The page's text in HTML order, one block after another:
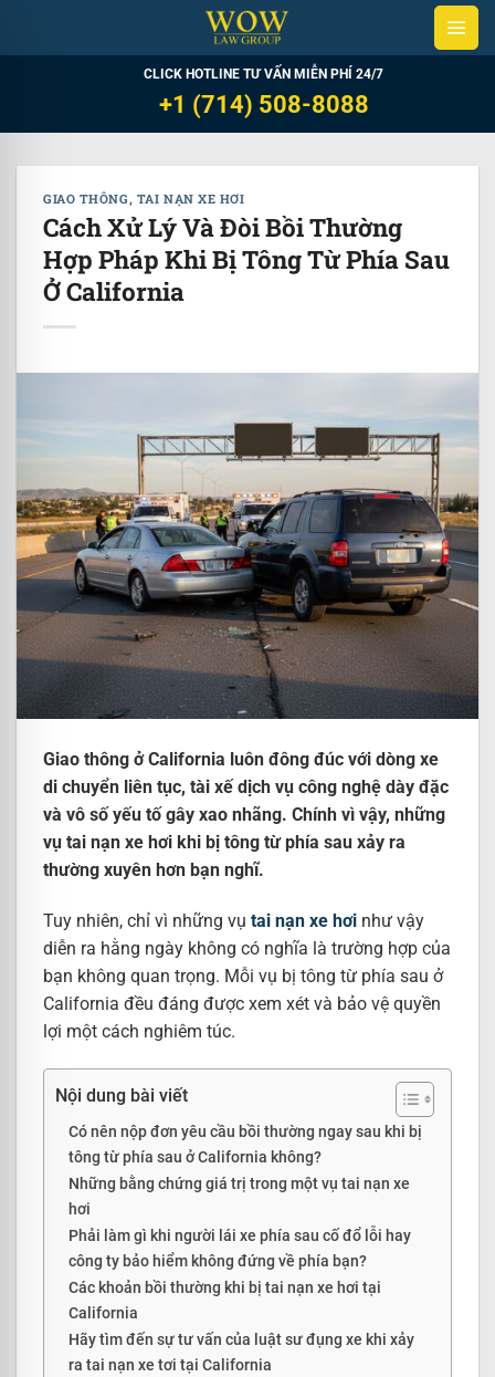
CLICK HOTLINE TƯ VẤN MIỄN PHÍ 24/7
+1 (714) 508-8088
GIAO THÔNG, TAI NẠN XE HƠI
Cách Xử Lý Và Đòi Bồi Thường
Hợp Pháp Khi Bị Tông Từ Phía Sau
Ở California
Giao thông ở California luôn đông đúc với dòng xe
di chuyển liên tục, tài xế dịch vụ công nghệ dày đặc
và vô số yếu tố gây xao nhãng. Chính vì vậy, những
vụ tai nạn xe hơi khi bị tông từ phía sau xảy ra
thường xuyên hơn bạn nghĩ.
Tuy nhiên, chỉ vì những vụ tai nạn xe hơi như vậy
diễn ra hằng ngày không có nghĩa là trường hợp của
bạn không quan trọng. Mỗi vụ bị tông từ phía sau ở
California đều đáng được xem xét và bảo vệ quyền
lợi một cách nghiêm túc.
Nội dung bài viết
Có nên nộp đơn yêu cầu bồi thường ngay sau khi bị
tông từ phía sau ở California không?
Những bằng chứng giá trị trong một vụ tai nạn xe
hơi
Phải làm gì khi người lái xe phía sau cố đổ lỗi hay
công ty bảo hiểm không đứng về phía bạn?
Các khoản bồi thường khi bị tai nạn xe hơi tại
California
Hãy tìm đến sự tư vấn của luật sư đụng xe khi xảy
ra tai nạn xe tơi tại California